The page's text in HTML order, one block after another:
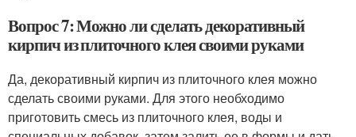
Вопрос 7: Можно ли сделать декоративный
кирпич из плиточного клея своими руками
Да, декоративный кирпич из плиточного клея можно
сделать своими руками. Для этого необходимо
приготовить смесь из плиточного клея, воды и